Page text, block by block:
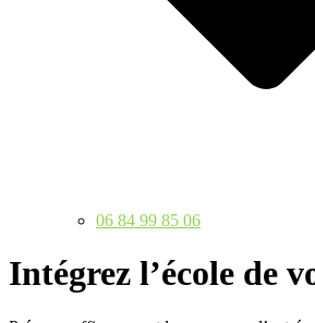
06 84 99 85 06
Intégrez l’école de